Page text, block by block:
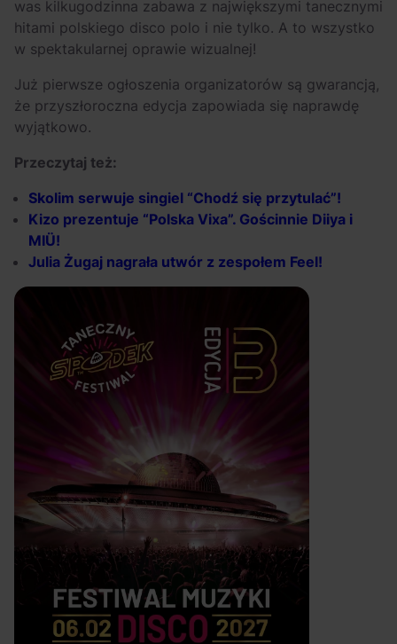
was kilkugodzinna zabawa z największymi tanecznymi
hitami polskiego disco polo i nie tylko. A to wszystko
w spektakularnej oprawie wizualnej!
Już pierwsze ogłoszenia organizatorów są gwarancją,
że przyszłoroczna edycja zapowiada się naprawdę
wyjątkowo.
Przeczytaj też:
Skolim serwuje singiel “Chodź się przytulać”!
Kizo prezentuje “Polska Vixa”. Gościnnie Diiya i
MIÜ!
Julia Żugaj nagrała utwór z zespołem Feel!